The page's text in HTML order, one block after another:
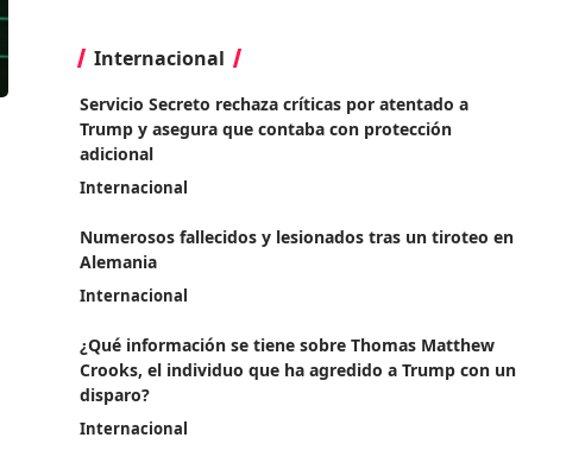
Internacional
Servicio Secreto rechaza críticas por atentado a
Trump y asegura que contaba con protección
adicional
Internacional
Numerosos fallecidos y lesionados tras un tiroteo en
Alemania
Internacional
¿Qué información se tiene sobre Thomas Matthew
Crooks, el individuo que ha agredido a Trump con un
disparo?
Internacional